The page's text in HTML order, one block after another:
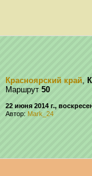
Красноярский край,
Маршрут 50
22 июня 2014 г.,
Автор: Mark_24